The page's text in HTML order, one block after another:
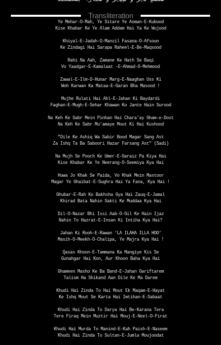
Transliteration
Ye Mehar-O-Mah, Ye Sitare Ye Asman-E-Kubood
Kise Khabar Ke Ye Alam Addam Hai Ya Ke Wujood
Khiyal-E-Jadah-O-Manzil Fasana-O-Afsoun
Ke Zindagi Hai Sarapa Raheel-E-Be-Maqsood
Rahi Na Aah, Zamane Ke Hath Se Baqi
Vo Yaadgar-E-Kamalaat -E-Ahmad-O-Mehmood
Zawal-E-Ilm-O-Hunar Marg-E-Naaghan Uss Ki
Woh Karwan Ka Mataa-E-Garan Bha Masood !
Mujhe Rulati Hai Ahl-E-Jahan Ki Baydardi
Faghan-E-Mugh-E-Sehar Khawan Ko Jante Hain Surood
Na Keh Ke Sabr Mein Pinhan Hai Chara’ay Gham-e-Dost
Na Keh Ke Sabr Mu’amaye Mout Ki Hai Kushood
"Dile Ke Ashiq Wa Sabir Bood Magar Sang Ast
Za Ishq Ta Ba Saboori Hazar Farsang Ast" (Sadi)
Na Mujh Se Pooch Ke Umer-E-Garaiz Pa Kiya Hai
Kise Khabar Ke Ye Neerang-O-Seemiya Kya Hai
Huwa Jo Khak Se Paida, Vo Khak Mein Mastoor
Magar Ye Ghaibat-E-Sughra Hai Ya Fana, Kya Hai !
Ghubar-E-Rah Ko Bakhsha Gya Hai Zauq-E-Jamal
Khirad Bata Nahin Sakti Ke Muddaa Kya Hai
Dil-O-Nazar Bhi Issi Aab-O-Gil Ke Hain Ijaz
Nahin To Hazrat-E-Insan Ki Intiha Kya Hai?
Jahan Ki Rooh-E-Rawan ‘LA ILAHA ILLA HOO’
Masih-O-Meekh-O-Chalipa, Ye Majra Kya Hai !
Qasas Khoon-E-Tammana Ka Mangiye Kis Se
Gunahgar Hai Kon, Aur Khoon Baha Kya Hai
Ghameen Masho Ke Ba Band-E-Jahan Gariftarem
Talism Ha Shikand Aan Dile Ke Ma Darem
Khudi Hai Zinda To Hai Mout Ek Maqam-E-Hayat
Ke Ishq Mout Se Karta Hai Imtihan-E-Sabaat
Khudi Hai Zinda To Darya Hai Be-Karana Tera
Tere Firaq Mein Muztir Hai Mouj-E-Neel-O-Firat
Khudi Hai Murda To Manind-E-Kah Paish-E-Naseem
Khudi Hai Zinda To Sultan-E-Jumla Moujoodat